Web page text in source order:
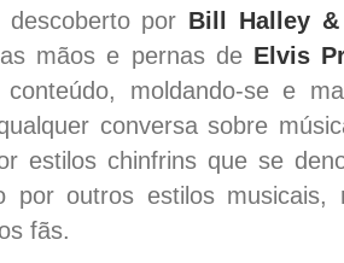
descoberto por Bill Halley
mãos e pernas de Elvis
moldando-se e
conversa sobre
estilos chinfrins que se
por outros estilos musicais,
fãs.